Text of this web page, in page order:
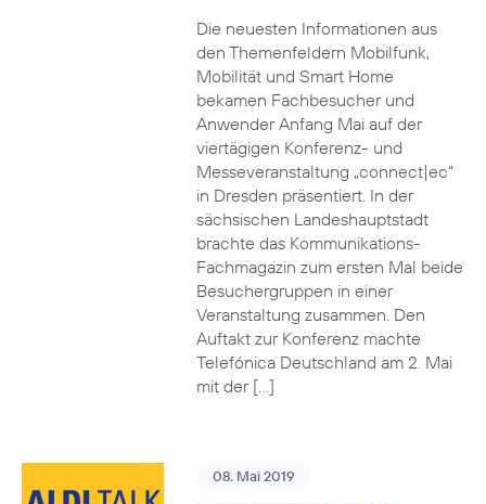
Die neuesten Informationen aus
den Themenfeldern Mobilfunk,
Mobilität und Smart Home
bekamen Fachbesucher und
Anwender Anfang Mai auf der
viertägigen Konferenz- und
Messeveranstaltung „connect|ec“
in Dresden präsentiert. In der
sächsischen Landeshauptstadt
brachte das Kommunikations-
Fachmagazin zum ersten Mal beide
Besuchergruppen in einer
Veranstaltung zusammen. Den
Auftakt zur Konferenz machte
Telefónica Deutschland am 2. Mai
mit der […]
08. Mai 2019